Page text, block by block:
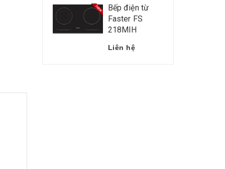
Bếp điện từ
Faster FS
218MIH
Liên hệ